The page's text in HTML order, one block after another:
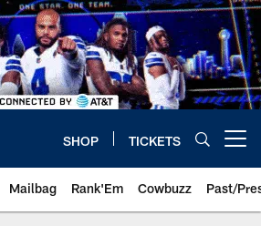
SHOP TICKETS
Mailbag Rank'Em Cowbuzz Past/